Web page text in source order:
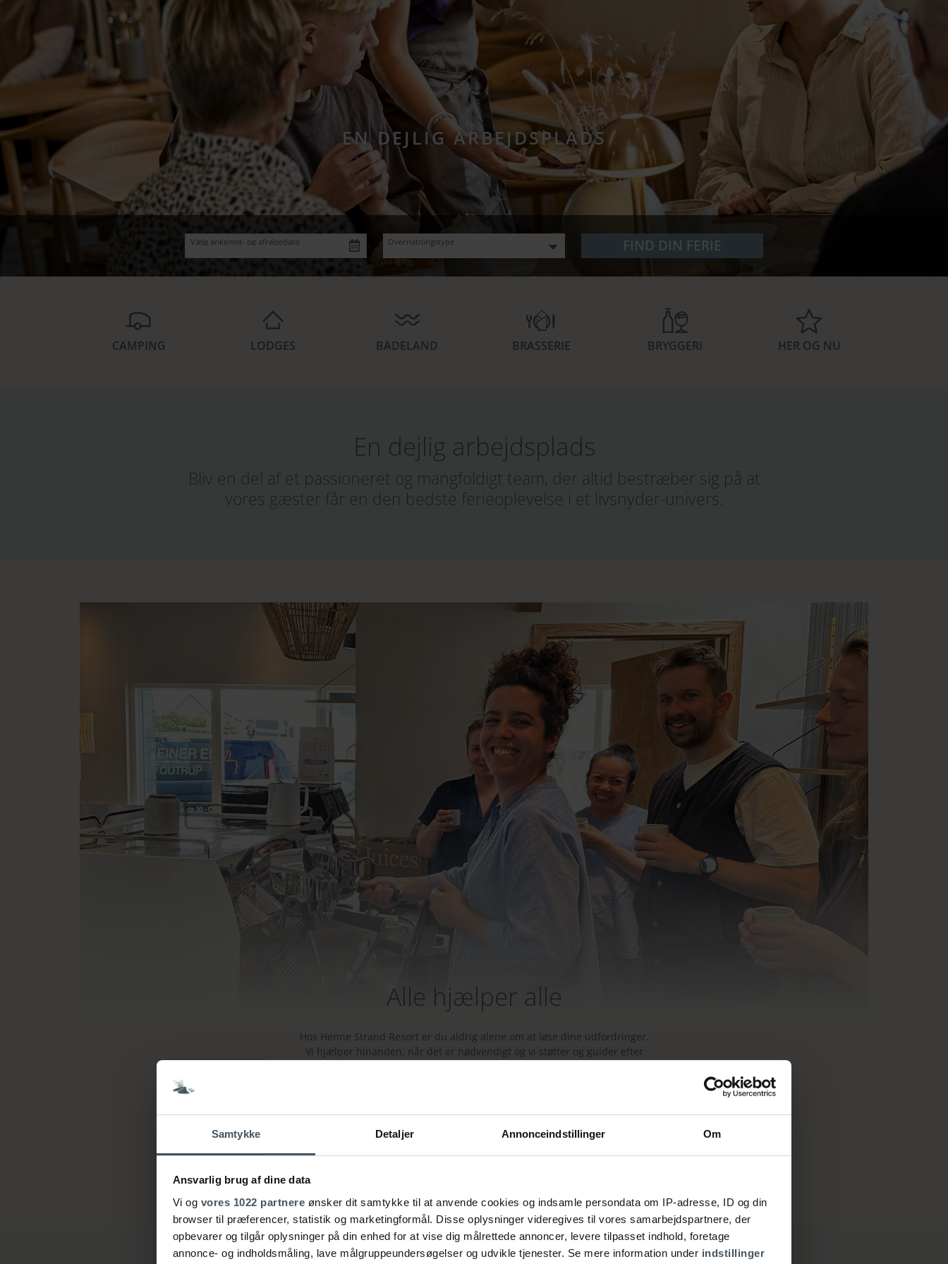
Samtykke Detaljer Annonceindstillinger Om
Ansvarlig brug af dine data
Vi og vores 1022 partnere ønsker dit samtykke til at anvende cookies og indsamle persondata om IP-adresse, ID og din
browser til præferencer, statistik og marketingformål. Disse oplysninger videregives til vores samarbejdspartnere, der
opbevarer og tilgår oplysninger på din enhed for at vise dig målrettede annoncer, levere tilpasset indhold, foretage
annonce- og indholdsmåling, lave målgruppeundersøgelser og udvikle tjenester. Se mere information under indstillinger
EN DEJLIG ARBEJDSPLADS
Overnatningstype FIND DIN FERIE
CAMPING LODGES BADELAND BRASSERIE BRYGGERI HER OG NU
En dejlig arbejdsplads
Bliv en del af et passioneret og mangfoldigt team, der altid bestræber sig på at
vores gæster får en den bedste ferieoplevelse i et livsnyder-univers.
Alle hjælper alle
Hos Henne Strand Resort er du aldrig alene om at løse dine udfordringer.
Vi hjælper hinanden, når det er nødvendigt og vi støtter og guider efter
til hånde overalt på resortet, til kokke og serveringspersonale i Brasserie
Vi har både fuldtidsstillinger, stillinger som afløsere med færre timer og